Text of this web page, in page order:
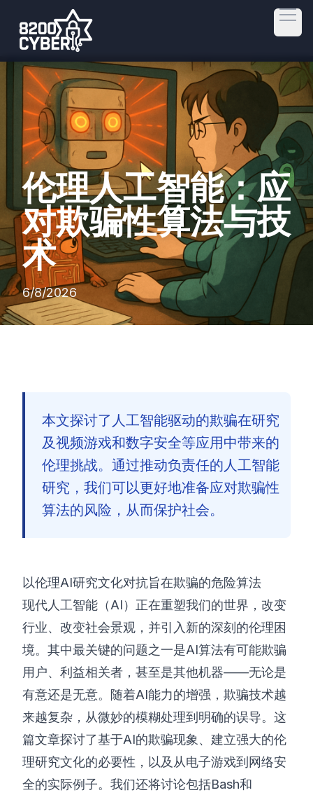
🇨🇳
©2026 8200 网络安全训练营
伦理人工智能：应
对欺骗性算法与技
术
6/8/2026
本文探讨了人工智能驱动的欺骗在研究
及视频游戏和数字安全等应用中带来的
伦理挑战。通过推动负责任的人工智能
研究，我们可以更好地准备应对欺骗性
算法的风险，从而保护社会。
以伦理AI研究文化对抗旨在欺骗的危险算法
现代人工智能（AI）正在重塑我们的世界，改变
行业、改变社会景观，并引入新的深刻的伦理困
境。其中最关键的问题之一是AI算法有可能欺骗
用户、利益相关者，甚至是其他机器——无论是
有意还是无意。随着AI能力的增强，欺骗技术越
来越复杂，从微妙的模糊处理到明确的误导。这
篇文章探讨了基于AI的欺骗现象、建立强大的伦
理研究文化的必要性，以及从电子游戏到网络安
全的实际例子。我们还将讨论包括Bash和